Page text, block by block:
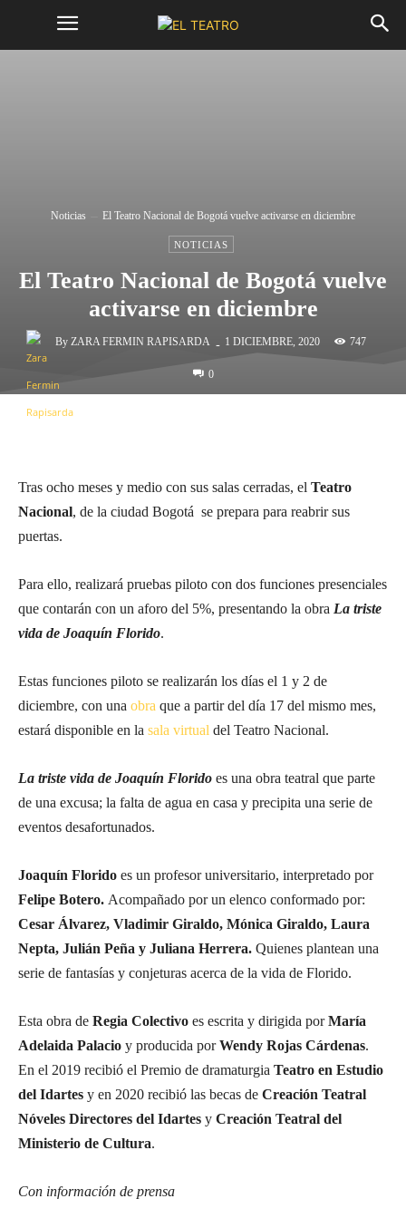
Noticias El Teatro Nacional de Bogotá vuelve activarse en diciembre
NOTICIAS
El Teatro Nacional de Bogotá vuelve
activarse en diciembre
By ZARA FERMIN RAPISARDA - 1 DICIEMBRE, 2020 747
0
Tras ocho meses y medio con sus salas cerradas, el Teatro
Nacional, de la ciudad Bogotá se prepara para reabrir sus
puertas.
Para ello, realizará pruebas piloto con dos funciones presenciales
que contarán con un aforo del 5%, presentando la obra La triste
vida de Joaquín Florido.
Estas funciones piloto se realizarán los días el 1 y 2 de
diciembre, con una obra que a partir del día 17 del mismo mes,
estará disponible en la sala virtual del Teatro Nacional.
La triste vida de Joaquín Florido es una obra teatral que parte
de una excusa; la falta de agua en casa y precipita una serie de
eventos desafortunados.
Joaquín Florido es un profesor universitario, interpretado por
Felipe Botero. Acompañado por un elenco conformado por:
Cesar Álvarez, Vladimir Giraldo, Mónica Giraldo, Laura
Nepta, Julián Peña y Juliana Herrera. Quienes plantean una
serie de fantasías y conjeturas acerca de la vida de Florido.
Esta obra de Regia Colectivo es escrita y dirigida porMaría
Adelaida Palacio y producida porWendy Rojas Cárdenas.
En el 2019 recibió el Premio de dramaturgia Teatro en Estudio
del Idartes y en 2020 recibió las becas de Creación Teatral
Nóveles Directores del Idartes y Creación Teatral del
Ministerio de Cultura.
Con información de prensa